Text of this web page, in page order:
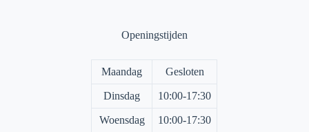
Openingstijden
Maandag Gesloten
Dinsdag 10:00-17:30
Woensdag 10:00-17:30